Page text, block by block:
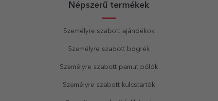
Népszerű termékek
Személyre szabott ajándékok
Személyre szabott bögrék
Személyre szabott pamut pólók
Személyre szabott kulcstartók